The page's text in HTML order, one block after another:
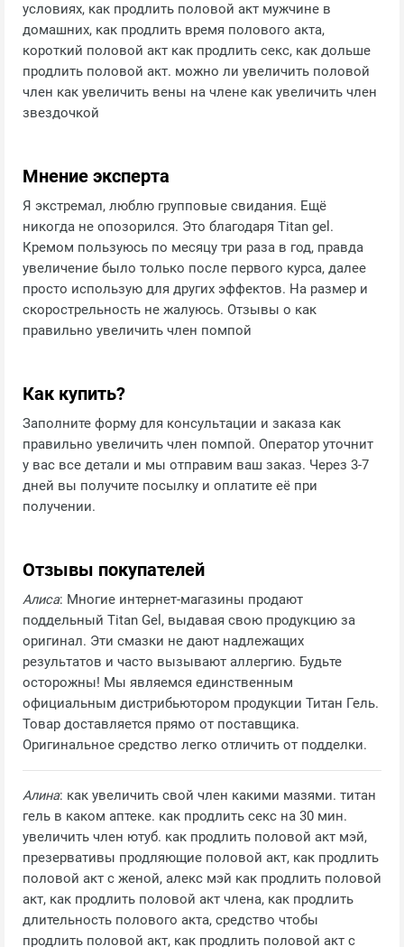
условиях, как продлить половой акт мужчине в
домашних, как продлить время полового акта,
короткий половой акт как продлить секс, как дольше
продлить половой акт. можно ли увеличить половой
член как увеличить вены на члене как увеличить член
звездочкой
Мнение эксперта
Я экстремал, люблю групповые свидания. Ещё
никогда не опозорился. Это благодаря Titan gel.
Кремом пользуюсь по месяцу три раза в год, правда
увеличение было только после первого курса, далее
просто использую для других эффектов. На размер и
скорострельность не жалуюсь. Отзывы о как
правильно увеличить член помпой
Как купить?
Заполните форму для консультации и заказа как
правильно увеличить член помпой. Оператор уточнит
у вас все детали и мы отправим ваш заказ. Через 3-7
дней вы получите посылку и оплатите её при
получении.
Отзывы покупателей
Алиса: Многие интернет-магазины продают
поддельный Titan Gel, выдавая свою продукцию за
оригинал. Эти смазки не дают надлежащих
результатов и часто вызывают аллергию. Будьте
осторожны! Мы являемся единственным
официальным дистрибьютором продукции Титан Гель.
Товар доставляется прямо от поставщика.
Оригинальное средство легко отличить от подделки.
Алина: как увеличить свой член какими мазями. титан
гель в каком аптеке. как продлить секс на 30 мин.
увеличить член ютуб. как продлить половой акт мэй,
презервативы продляющие половой акт, как продлить
половой акт с женой, алекс мэй как продлить половой
акт, как продлить половой акт члена, как продлить
длительность полового акта, средство чтобы
продлить половой акт, как продлить половой акт с